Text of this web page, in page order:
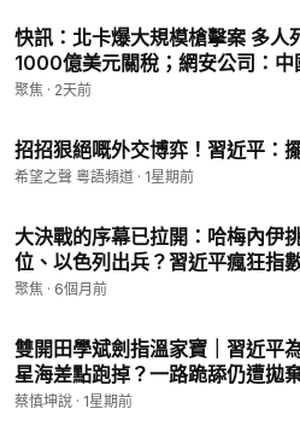
快訊：北卡爆大規模槍擊案 多人
1000億美元關稅；網安公司：
後門【熱點快報】
聚焦 · 2天前
招招狠絕嘅外交博弈！習近平：
希望之聲 粵語頻道 · 1星期前
大決戰的序幕已拉開：哈梅內伊
位、以色列出兵？習近平瘋狂指
博【趣談天下事】
聚焦 · 6個月前
雙開田學斌劍指溫家寶｜習近平
星海差點跑掉？一路跪舔仍遭
1157期）#熱門話題
蔡慎坤說 · 1星期前